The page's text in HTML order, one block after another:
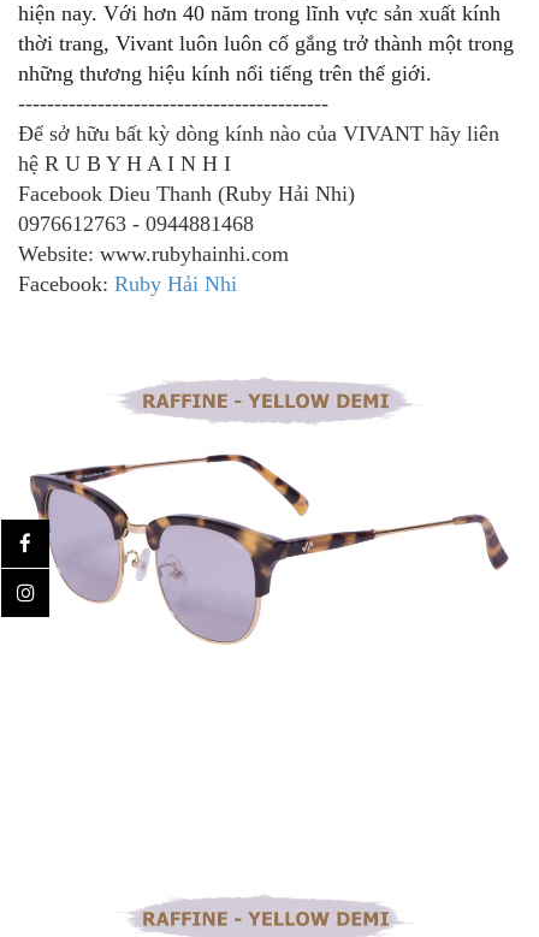
hiện nay. Với hơn 40 năm trong lĩnh vực sản xuất kính
thời trang, Vivant luôn luôn cố gắng trở thành một trong
những thương hiệu kính nổi tiếng trên thế giới.
-------------------------------------------
Để sở hữu bất kỳ dòng kính nào của VIVANT hãy liên
hệ R U B Y H A I N H I
Facebook Dieu Thanh (Ruby Hải Nhi)
0976612763 - 0944881468
Website: www.rubyhainhi.com
Facebook: Ruby Hải Nhi